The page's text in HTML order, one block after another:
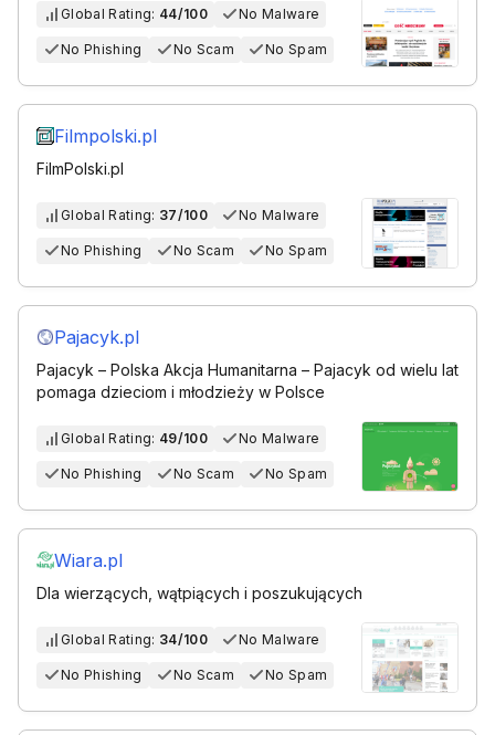
Global Rating: 44/100 No Malware
No Phishing No Scam No Spam
Filmpolski.pl
FilmPolski.pl
Global Rating: 37/100 No Malware
No Phishing No Scam No Spam
Pajacyk.pl
Pajacyk – Polska Akcja Humanitarna – Pajacyk od wielu lat
pomaga dzieciom i młodzieży w Polsce
Global Rating: 49/100 No Malware
No Phishing No Scam No Spam
Wiara.pl
Dla wierzących, wątpiących i poszukujących
Global Rating: 34/100 No Malware
No Phishing No Scam No Spam